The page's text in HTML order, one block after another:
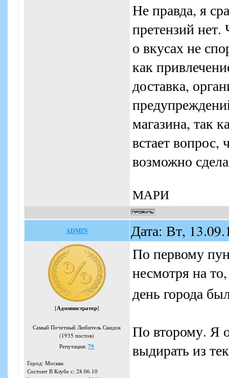
Не правда, я
претензий нет.
о вкусах не
как
доставка,
магазина, так
встает вопрос,
возможно
МАРИ
ADMIN Дата: Вт,
[Администратор]
Самый Почетный Любитель Скидок
(1935 постов)
Репутация:79
Город: Москва
Состоит В Клубе с: 28.06.10
По первому
несмотря на
день города
По второму. Я
выдирать из